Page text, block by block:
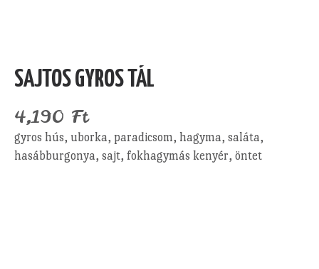
SAJTOS GYROS TÁL
4,190 Ft
gyros hús, uborka, paradicsom, hagyma, saláta,
hasábburgonya, sajt, fokhagymás kenyér, öntet